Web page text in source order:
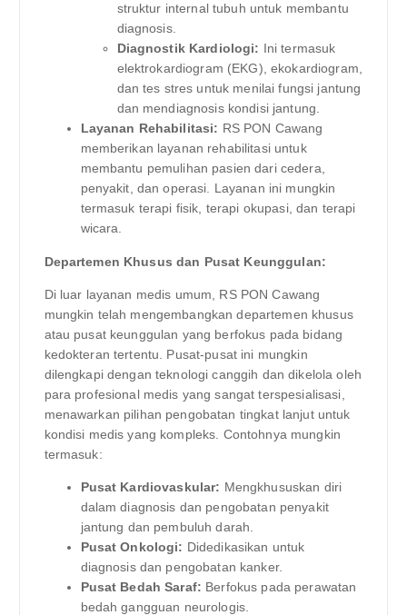
struktur internal tubuh untuk membantu
diagnosis.
Diagnostik Kardiologi: Ini termasuk
elektrokardiogram (EKG), ekokardiogram,
dan tes stres untuk menilai fungsi jantung
dan mendiagnosis kondisi jantung.
Layanan Rehabilitasi: RS PON Cawang
memberikan layanan rehabilitasi untuk
membantu pemulihan pasien dari cedera,
penyakit, dan operasi. Layanan ini mungkin
termasuk terapi fisik, terapi okupasi, dan terapi
wicara.
Departemen Khusus dan Pusat Keunggulan:
Di luar layanan medis umum, RS PON Cawang
mungkin telah mengembangkan departemen khusus
atau pusat keunggulan yang berfokus pada bidang
kedokteran tertentu. Pusat-pusat ini mungkin
dilengkapi dengan teknologi canggih dan dikelola oleh
para profesional medis yang sangat terspesialisasi,
menawarkan pilihan pengobatan tingkat lanjut untuk
kondisi medis yang kompleks. Contohnya mungkin
termasuk:
Pusat Kardiovaskular: Mengkhususkan diri
dalam diagnosis dan pengobatan penyakit
jantung dan pembuluh darah.
Pusat Onkologi: Didedikasikan untuk
diagnosis dan pengobatan kanker.
Pusat Bedah Saraf: Berfokus pada perawatan
bedah gangguan neurologis.